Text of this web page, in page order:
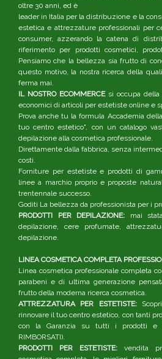
oltre 30 anni, ed è
leader in Italia per la distribuzione e la
estetica e attrezzature professionali per
consumer, azzerando la catena di
riferimento per prodotti cosmetici,
Pensiamo che la bellezza sia frutto di
questo motivo, la nostra ricerca della
ferma mai.
IL NOSTRO ECOMMERCEsi occupa della
economici di articoli per estetiste online e
Prova anche tu la formula Accademia
tuo centro estetico", con un catalogo
depilazione alla cosmetica professionale.
Direttamente dalla fabbrica, senza
costi.
Forniture per estetiste e prodotti di
linee a marchio proprio e proposte
trentennale successo.
Goditi La bellezza da professionista per i
PRODOTTI PER DEPILAZIONE: mai
depilazione, cere profumate,
depilazione.
LINEA COSMETICA COMPLETA
Linea cosmetica professionale completa
parabeni e di ultima generazione
frutto della moderna ricerca cosmetica.
ATTREZZATURA PER ESTETISTE:
rinnovare il tuo centro estetico, con tanti
con la Garanzia su tutti i prodotti e il
RIMBORSATI).
PRODOTTI PER ESTETISTE: vendita